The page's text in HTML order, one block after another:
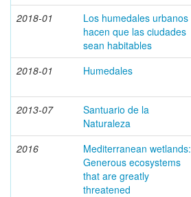
2018-01
Los humedales urbanos
hacen que las ciudades
sean habitables
2018-01
Humedales
2013-07
Santuario de la
Naturaleza
2016
Mediterranean wetlands:
Generous ecosystems
that are greatly
threatened